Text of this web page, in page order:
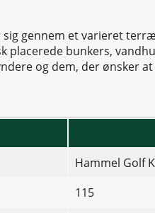
gennem et varieret
bunkers,
og dem, der ønsker
Hammel Golf
115